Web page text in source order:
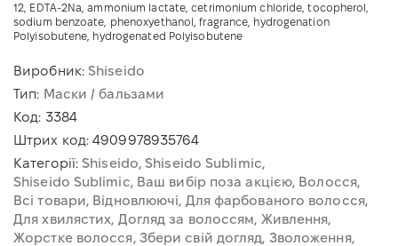
12, EDTA-2Na, ammonium lactate, cetrimonium chloride, tocopherol,
sodium benzoate, phenoxyethanol, fragrance, hydrogenation
Polyisobutene, hydrogenated Polyisobutene
Виробник: Shiseido
Тип: Маски / бальзами
Код: 3384
Штрих код:4909978935764
Категорії:Shiseido Shiseido Sublimic
Shiseido Sublimic Ваш вибір поза акцією Волосся
Всі товари Відновлюючі Для фарбованого волосся
Для хвилястих Догляд за волоссям Живлення
Жорстке волосся Збери свій догляд Зволоження